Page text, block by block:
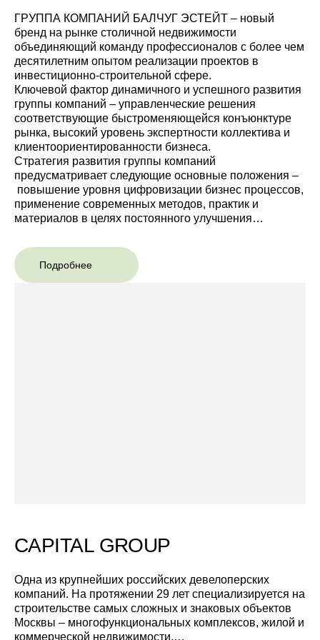
ГРУППА КОМПАНИЙ БАЛЧУГ ЭСТЕЙТ – новый
бренд на рынке столичной недвижимости
объединяющий команду профессионалов с более чем
десятилетним опытом реализации проектов в
инвестиционно-строительной сфере.
Ключевой фактор динамичного и успешного развития
группы компаний – управленческие решения
соответствующие быстроменяющейся конъюнктуре
рынка, высокий уровень экспертности коллектива и
клиентоориентированности бизнеса.
Стратегия развития группы компаний
предусматривает следующие основные положения –
повышение уровня цифровизации бизнес процессов,
применение современных методов, практик и
материалов в целях постоянного улучшения
портфеля проектов.
Подробнее
CAPITAL GROUP
Одна из крупнейших российских девелоперских
компаний. На протяжении 29 лет специализируется на
строительстве самых сложных и знаковых объектов
Москвы – многофункциональных комплексов, жилой и
коммерческой недвижимости.